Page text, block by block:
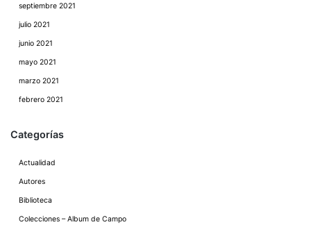
septiembre 2021
julio 2021
junio 2021
mayo 2021
marzo 2021
febrero 2021
Categorías
Actualidad
Autores
Biblioteca
Colecciones – Album de Campo